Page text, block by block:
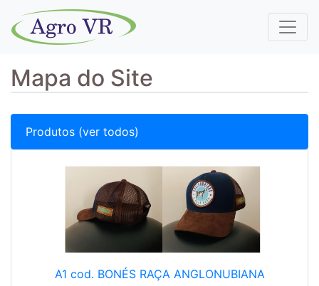
Mapa do Site
Produtos (ver todos)
A1 cod. BONÉS RAÇA ANGLONUBIANA